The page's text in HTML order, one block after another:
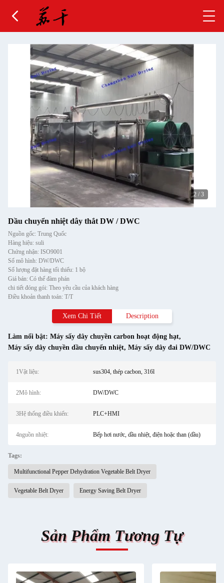
2 / 3
Dầu chuyển nhiệt dây thắt DW / DWC
Nguồn gốc: Trung Quốc
Hàng hiệu: suli
Chứng nhận: ISO9001
Số mô hình: DW/DWC
Số lượng đặt hàng tối thiểu: 1 bộ
Giá bán: Có thể đàm phán
chi tiết đóng gói: Theo yêu cầu của khách hàng
Điều khoản thanh toán: T/T
Xem Chi Tiết Description
Làm nổi bật: Máy sấy dây chuyền carbon hoạt động hạt,
Máy sấy dây chuyền dầu chuyển nhiệt, Máy sấy dây đai DW/DWC
1Vật liệu: sus304, thép cacbon, 316l
2Mô hình: DW/DWC
3Hệ thống điều khiển: PLC+HMI
4nguồn nhiệt: Bếp hơi nước, dầu nhiệt, điện hoặc than (dầu)
Tags:
Multifunctional Pepper Dehydration Vegetable Belt Dryer
Vegetable Belt Dryer Energy Saving Belt Dryer
Sản Phẩm Tương Tự